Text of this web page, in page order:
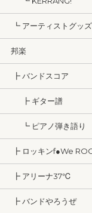
┗ アーティストグッズ
邦楽
┣ バンドスコア
┣ ギター譜
┗ ピアノ弾き語り
┣ ロッキンf●We
┣ アリーナ37℃
┣ バンドやろうぜ